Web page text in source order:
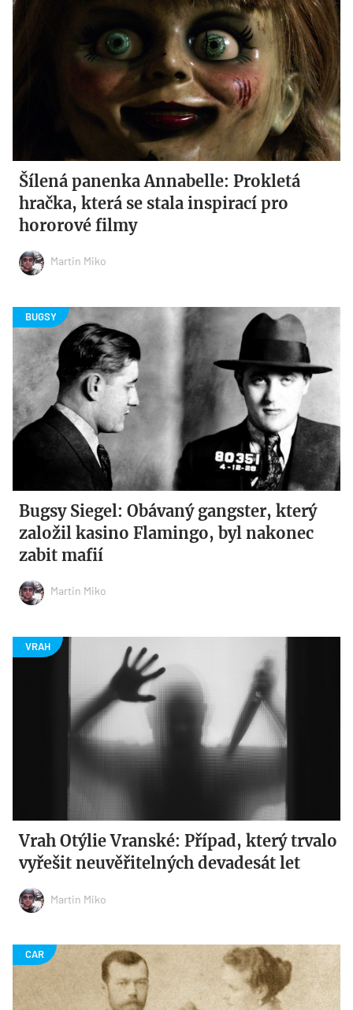
Šílená panenka Annabelle: Prokletá
hračka, která se stala inspirací pro
hororové filmy
Martin Miko
Bugsy Siegel: Obávaný gangster, který
založil kasino Flamingo, byl nakonec
zabit mafií
Martin Miko
Vrah Otýlie Vranské: Případ, který trvalo
vyřešit neuvěřitelných devadesát let
Martin Miko